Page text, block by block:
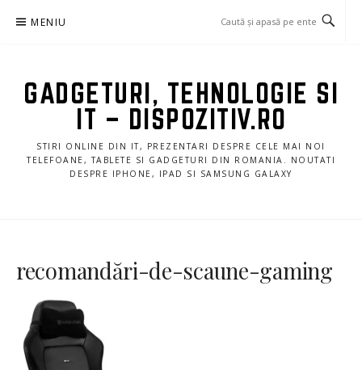
MENIU
GADGETURI, TEHNOLOGIE SI
IT – DISPOZITIV.RO
STIRI ONLINE DIN IT, PREZENTARI DESPRE CELE MAI NOI
TELEFOANE, TABLETE SI GADGETURI DIN ROMANIA. NOUTATI
DESPRE IPHONE, IPAD SI SAMSUNG GALAXY
recomandări-de-scaune-gaming